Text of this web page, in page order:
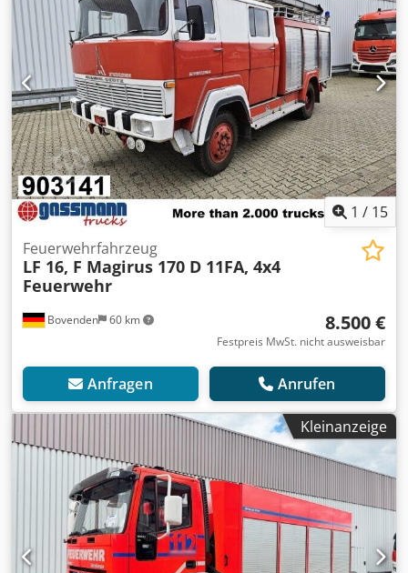
1 / 15
Bovenden 60 km
Feuerwehrfahrzeug
LF 16, F Magirus 170 D 11FA, 4x4
Feuerwehr
8.500 €
Festpreis MwSt. nicht ausweisbar
Anfragen Anrufen
Kleinanzeige